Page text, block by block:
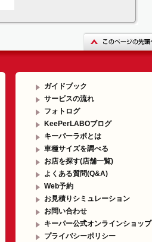
ガイドブック
サービスの流れ
フォトログ
KeePerLABOブログ
キーパーラボとは
車種サイズを調べる
お店を探す(店舗一覧)
よくある質問(Q&A)
Web予約
お見積りシミュレーション
お問い合わせ
キーパー公式オンラインショップ
プライバシーポリシー